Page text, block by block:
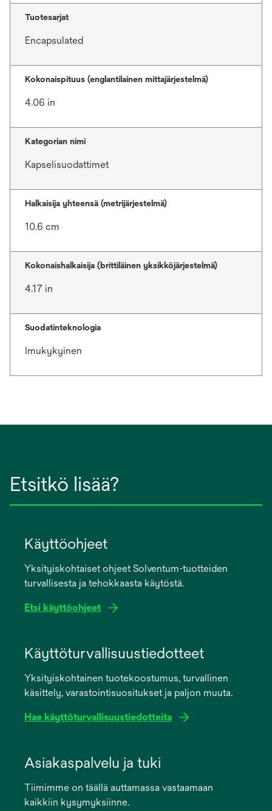
Tuotesarjat
Encapsulated
Kokonaispituus (englantilainen mittajärjestelmä)
4.06 in
Kategorian nimi
Kapselisuodattimet
Halkaisija yhteensä (metrijärjestelmä)
10.6 cm
Kokonaishalkaisija (brittiläinen yksikköjärjestelmä)
4.17 in
Suodatinteknologia
Imukykyinen
Etsitkö lisää?
Käyttöohjeet
Yksityiskohtaiset ohjeet Solventum-tuotteiden
turvallisesta ja tehokkaasta käytöstä.
Etsi käyttöohjeet
new
Käyttöturvallisuustiedotteet
Yksityiskohtainen tuotekoostumus, turvallinen
käsittely, varastointisuositukset ja paljon muuta.
Hae käyttöturvallisuustiedotteita
new
Asiakaspalvelu ja tuki
Tiimimme on täällä auttamassa vastaamaan
kaikkiin kysymyksiinne.